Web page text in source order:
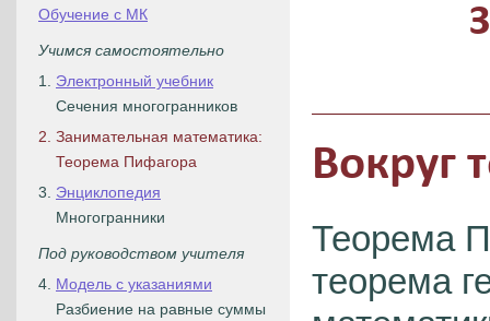
Обучение с МК
Учимся самостоятельно
1. Электронный учебник
Сечения многогранников
2. Занимательная математика:
Теорема Пифагора
3. Энциклопедия
Многогранники
Под руководством учителя
4. Модель с указаниями
Разбиение на равные суммы
Вокруг
Теорема
теорема